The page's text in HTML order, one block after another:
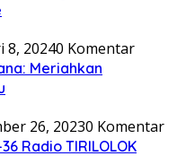
8, 20240 Komentar
Meriahkan
26, 20230 Komentar
Radio TIRILOLOK